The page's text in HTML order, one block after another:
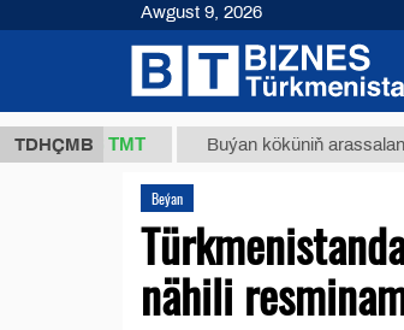
TDHÇMB
37,8 ТМТ Buýan köküniň arassalanmadyk
Beýan
nähili
Awgust 9, 2026